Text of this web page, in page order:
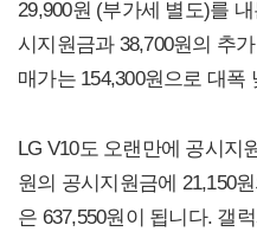
29,900원 (부가세 별도)를
시지원금과 38,700원의 추
매가는 154,300원으로 대폭
LG V10도 오랜만에 공시지
원의 공시지원금에 21,150
은 637,550원이 됩니다. 갤